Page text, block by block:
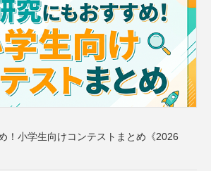
！小学生向けコンテストまとめ《2026